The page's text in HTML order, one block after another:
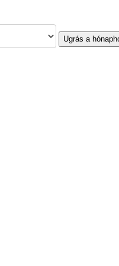
Ugrás a